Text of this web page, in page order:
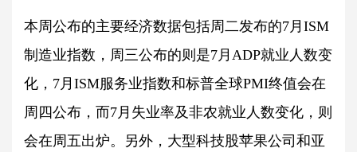
本周公布的主要经济数据包括周二发布的7月ISM
制造业指数，周三公布的则是7月ADP就业人数变
化，7月ISM服务业指数和标普全球PMI终值会在
周四公布，而7月失业率及非农就业人数变化，则
会在周五出炉。另外，大型科技股苹果公司和亚